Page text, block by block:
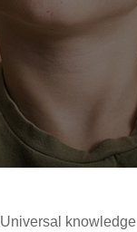
Universal knowledge